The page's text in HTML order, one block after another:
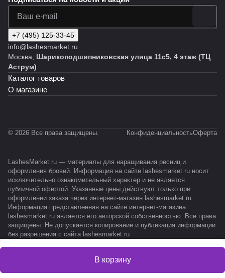
В корзину
+7 (495) 125-33-45
info@lashesmarket.ru
Москва, Шарикоподшипниковская улица 11с5, 4 этаж (ТЦ
Аструм)
Каталог товаров
О магазине
© 2026 Все права защищены. КонфиденциальностьОферта
LashesMarket.ru — материалы для наращивания ресниц и
оформления бровей. Информация на сайте lashesmarket.ru носит
исключительно ознакомительный характер и не является
публичной офертой. Указанные цены действуют только при
оформлении заказа через интернет-магазин lashesmarket.ru.
Информация представленная на сайте интернет-магазина
lashesmarket.ru является его авторской собственностью. Все права
защищены. Не допускается копирование и публикация информации
без разрешения с сайта lashesmarket.ru